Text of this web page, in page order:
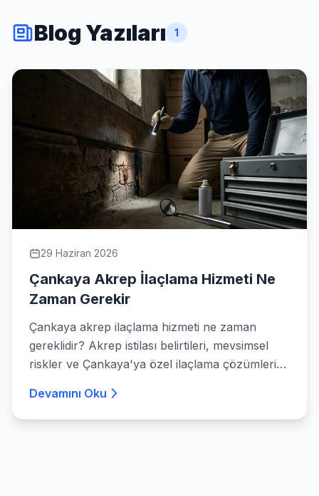
Blog Yazıları 1
29 Haziran 2026
Çankaya Akrep İlaçlama Hizmeti Ne
Zaman Gerekir
Çankaya akrep ilaçlama hizmeti ne zaman
gereklidir? Akrep istilası belirtileri, mevsimsel
riskler ve Çankaya'ya özel ilaçlama çözümleri
Devamını Oku